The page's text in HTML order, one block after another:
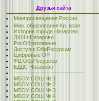
Друзья сайта
Минпросвещения России
Мин. образования Кр. края
История города Назарово
ДХШ г.Назарово
РосОбразование
Доступ к ОбрРесурсам
Цифровые ОР
ФЦ ОбрРесурсов
ЕДДС Назарово
------------------------------------
МБОУ СОШ № 1
МБОУ СОШ № 2
МБОУ СОШ № 3
МБОУ СОШ № 4